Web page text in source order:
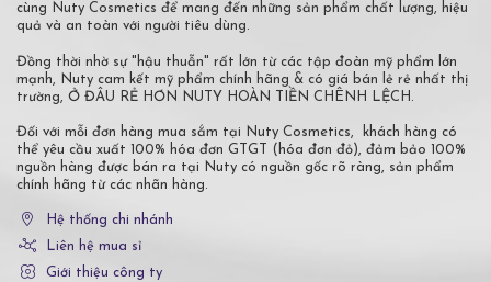
cùng Nuty Cosmetics để mang đến những sản phẩm chất lượng, hiệu
quả và an toàn với người tiêu dùng.
Đồng thời nhờ sự "hậu thuẫn" rất lớn từ các tập đoàn mỹ phẩm lớn
mạnh, Nuty cam kết mỹ phẩm chính hãng & có giá bán lẻ rẻ nhất thị
trường, Ở ĐÂU RẺ HƠN NUTY HOÀN TIỀN CHÊNH LỆCH.
Đối với mỗi đơn hàng mua sắm tại Nuty Cosmetics, khách hàng có
thể yêu cầu xuất 100% hóa đơn GTGT (hóa đơn đỏ), đảm bảo 100%
nguồn hàng được bán ra tại Nuty có nguồn gốc rõ ràng, sản phẩm
chính hãng từ các nhãn hàng.
Hệ thống chi nhánh
Liên hệ mua sỉ
Giới thiệu công ty